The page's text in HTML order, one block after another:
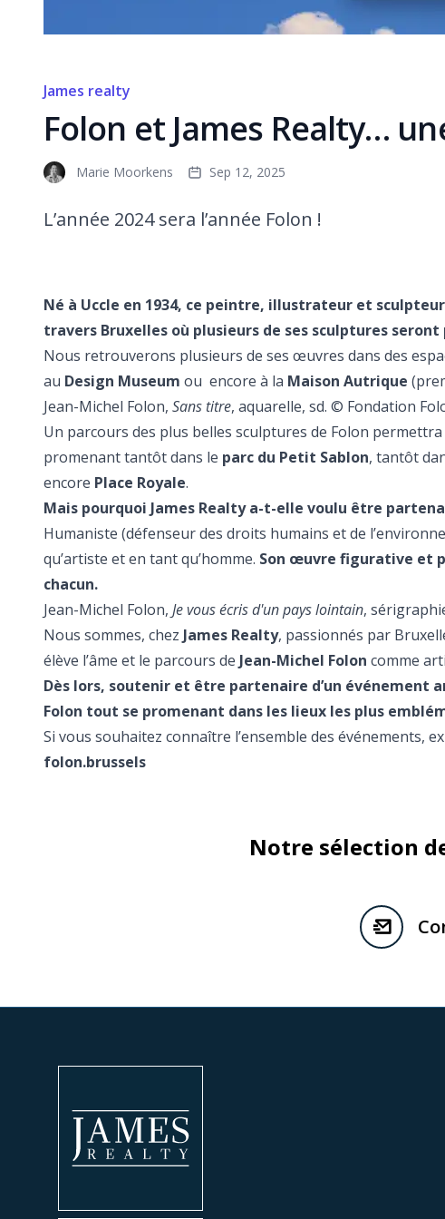
James realty
Folon et James Realty…
Marie Moorkens Sep 12, 2025
L’année 2024 sera l’année Folon !
Né à Uccle en 1934, ce peintre, illustrateur et
travers Bruxelles où plusieurs de ses sculptures
Nous retrouverons plusieurs de ses œuvres dans des
au Design Museum ou encore à la Maison Autrique
Jean-Michel Folon, Sans titre, aquarelle, sd. © Fondation
Un parcours des plus belles sculptures de Folon
promenant tantôt dans le parc du Petit Sablon, tantôt
encore Place Royale.
Mais pourquoi James Realty a-t-elle voulu être
Humaniste (défenseur des droits humains et de
qu’artiste et en tant qu’homme. Son œuvre figurative et
chacun.
Jean-Michel Folon, Je vous écris d'un pays lointain,
Nous sommes, chez James Realty, passionnés par
élève l’âme et le parcours de Jean-Michel Folon comme
Dès lors, soutenir et être partenaire d’un événement
Folon tout se promenant dans les lieux les plus
Si vous souhaitez connaître l’ensemble des événements,
folon.brussels
Notre sélection